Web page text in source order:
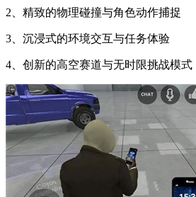
2、精致的物理碰撞与角色动作捕捉
3、沉浸式的环境交互与任务体验
4、创新的高空赛道与无时限挑战模式